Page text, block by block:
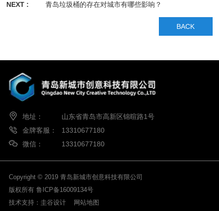
NEXT :
青岛垃圾桶的存在对城市有哪些影响？
BACK
地址：
山东省青岛市高新区锦暄路1号
金牌客服：
13310677180
微信：
13310677180
Copyright © 2019 青岛新城市创意科技有限公司
版权所有 鲁ICP备16009134号
技术支持： 圭谷设计 网站地图